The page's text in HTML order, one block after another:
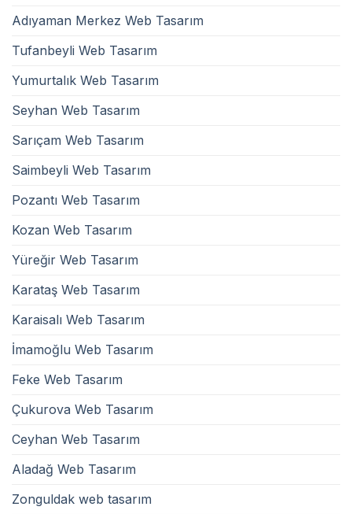
Adıyaman Merkez Web Tasarım
Tufanbeyli Web Tasarım
Yumurtalık Web Tasarım
Seyhan Web Tasarım
Sarıçam Web Tasarım
Saimbeyli Web Tasarım
Pozantı Web Tasarım
Kozan Web Tasarım
Yüreğir Web Tasarım
Karataş Web Tasarım
Karaisalı Web Tasarım
İmamoğlu Web Tasarım
Feke Web Tasarım
Çukurova Web Tasarım
Ceyhan Web Tasarım
Aladağ Web Tasarım
Zonguldak web tasarım